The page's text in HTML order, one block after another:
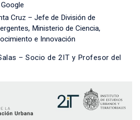
Cruz – Jefe de División de
Ministerio de Ciencia,
e Innovación
– Socio de 2IT y Profesor del